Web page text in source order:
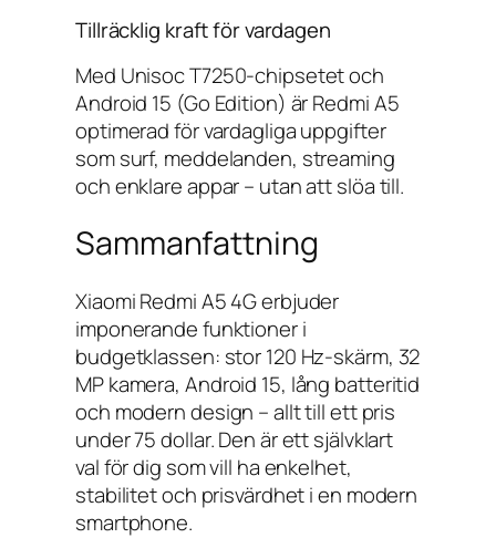
Tillräcklig kraft för vardagen
Med Unisoc T7250-chipsetet och
Android 15 (Go Edition) är Redmi A5
optimerad för vardagliga uppgifter
som surf, meddelanden, streaming
och enklare appar – utan att slöa till.
Sammanfattning
Xiaomi Redmi A5 4G erbjuder
imponerande funktioner i
budgetklassen: stor 120 Hz-skärm, 32
MP kamera, Android 15, lång batteritid
och modern design – allt till ett pris
under 75 dollar. Den är ett självklart
val för dig som vill ha enkelhet,
stabilitet och prisvärdhet i en modern
smartphone.